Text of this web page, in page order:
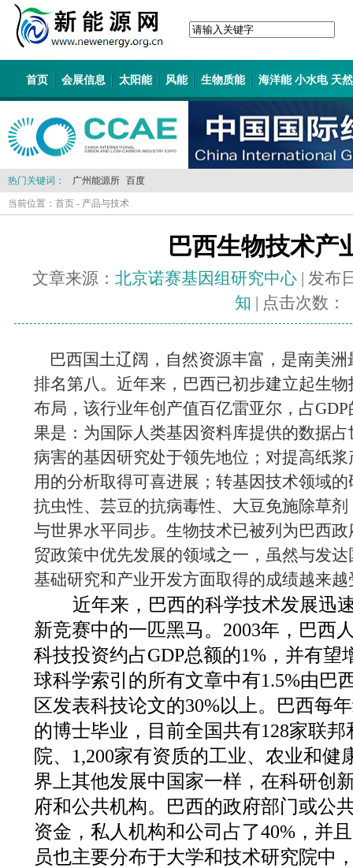
首页 会展信息 太阳能 风能 生物质能 海洋能 小水电 天
热门关键词： 广州能源所 百度
当前位置： 首页 - 产品与技术
巴西生物技术产
文章来源： 北京诺赛基因组研究中心| 发布
知 | 点击次数：
巴西国土辽阔，自然资源丰富，是南美洲
排名第八。近年来，巴西已初步建立起生
布局，该行业年创产值百亿雷亚尔，占
果是：为国际人类基因资料库提供的数据
病害的基因研究处于领先地位；对提高纸
用的分析取得可喜进展；转基因技术领域
抗虫性、芸豆的抗病毒性、大豆免施除草
与世界水平同步。生物技术已被列为巴西
贸政策中优先发展的领域之一，虽然与发
基础研究和产业开发方面取得的成绩越来
近年来，巴西的科学技术发展迅
新竞赛中的一匹黑马。2003年，巴西
科技投资约占GDP总额的1%，并有望
球科学索引的所有文章中有1.5%由巴
区发表科技论文的30%以上。巴西每
的博士毕业，目前全国共有128家联
院、1,200家有资质的工业、农业和健
界上其他发展中国家一样，在科研创
府和公共机构。巴西的政府部门或公
资金，私人机构和公司占了40%，并
员也主要分布于大学和技术研究院中